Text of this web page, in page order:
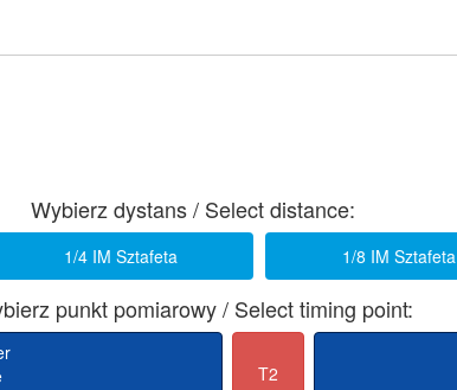
Wybierz dystans / Select distance:
1/4 IM Sztafeta 1/8 IM Sztafeta
punkt pomiarowy / Select timing point:
T2